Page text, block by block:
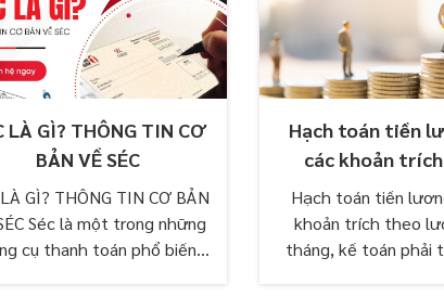
LÀ GÌ? THÔNG TIN CƠ
BẢN VỀ SÉC
GÌ? THÔNG TIN CƠ BẢN
Séc là một trong những
cụ thanh toán phổ biến
Hạch toán tiền
các khoản
lương
Hạch toán tiền
khoản trích theo
tháng, kế toán phải